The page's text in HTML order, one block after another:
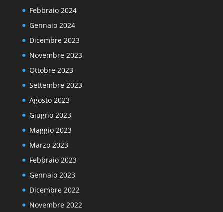
Febbraio 2024
Gennaio 2024
Dicembre 2023
Novembre 2023
Ottobre 2023
Settembre 2023
Agosto 2023
Giugno 2023
Maggio 2023
Marzo 2023
Febbraio 2023
Gennaio 2023
Dicembre 2022
Novembre 2022